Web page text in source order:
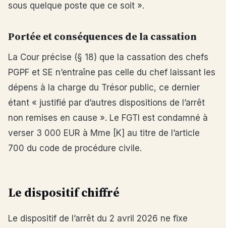
sous quelque poste que ce soit ».
Portée et conséquences de la cassation
La Cour précise (§ 18) que la cassation des chefs
PGPF et SE n’entraîne pas celle du chef laissant les
dépens à la charge du Trésor public, ce dernier
étant « justifié par d’autres dispositions de l’arrêt
non remises en cause ». Le FGTI est condamné à
verser 3 000 EUR à Mme [K] au titre de l’article
700 du code de procédure civile.
Le dispositif chiffré
Le dispositif de l’arrêt du 2 avril 2026 ne fixe